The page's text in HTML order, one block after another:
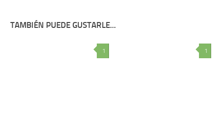
TAMBIÉN PUEDE GUSTARLE...
1 1